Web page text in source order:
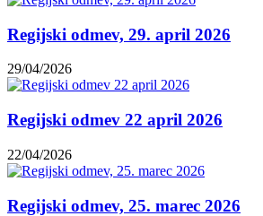
Regijski odmev, 29. april 2026
29/04/2026
Regijski odmev 22 april 2026
22/04/2026
Regijski odmev, 25. marec 2026